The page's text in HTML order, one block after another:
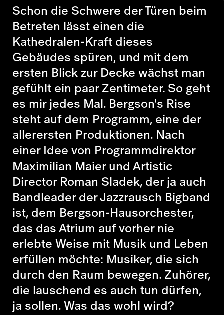
Schon die Schwere der Türen beim
Betreten lässt einen die
Kathedralen-Kraft dieses
Gebäudes spüren, und mit dem
ersten Blick zur Decke wächst man
gefühlt ein paar Zentimeter. So geht
es mir jedes Mal. Bergson's Rise
steht auf dem Programm, eine der
allerersten Produktionen. Nach
einer Idee von Programmdirektor
Maximilian Maier und Artistic
Director Roman Sladek, der ja auch
Bandleader der Jazzrausch Bigband
ist, dem Bergson-Hausorchester,
das das Atrium auf vorher nie
erlebte Weise mit Musik und Leben
erfüllen möchte: Musiker, die sich
durch den Raum bewegen. Zuhörer,
die lauschend es auch tun dürfen,
ja sollen. Was das wohl wird?